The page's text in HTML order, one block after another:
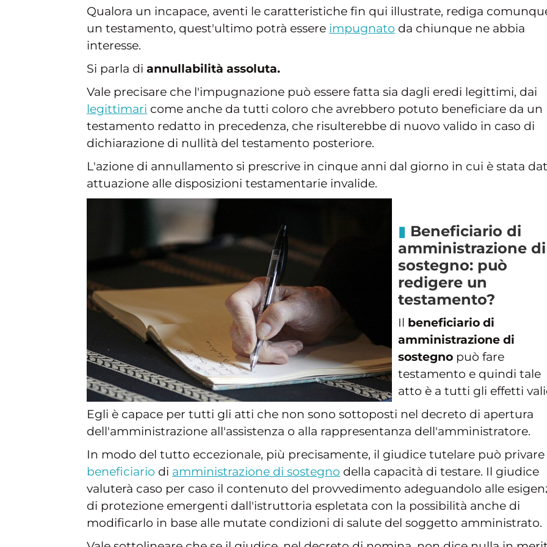
Qualora un incapace, aventi le caratteristiche fin qui illustrate, rediga
un testamento, quest'ultimo potrà essere impugnato da chiunque ne abbia
interesse.
Si parla di annullabilità assoluta.
Vale precisare che l'impugnazione può essere fatta sia dagli eredi legittimi, dai
legittimari come anche da tutti coloro che avrebbero potuto beneficiare da un
testamento redatto in precedenza, che risulterebbe di nuovo valido in caso di
dichiarazione di nullità del testamento posteriore.
L'azione di annullamento si prescrive in cinque anni dal giorno in cui è stata
attuazione alle disposizioni testamentarie invalide.
Beneficiario di
amministrazione di
sostegno: può
redigere un
testamento?
Il beneficiario di
amministrazione di
sostegno può fare
testamento e quindi tale
atto è a tutti gli effetti
Egli è capace per tutti gli atti che non sono sottoposti nel decreto di apertura
dell'amministrazione all'assistenza o alla rappresentanza dell'amministratore.
In modo del tutto eccezionale, più precisamente, il giudice tutelare può privare
beneficiario di amministrazione di sostegno della capacità di testare. Il giudice
valuterà caso per caso il contenuto del provvedimento adeguandolo alle
di protezione emergenti dall'istruttoria espletata con la possibilità anche di
modificarlo in base alle mutate condizioni di salute del soggetto amministrato.